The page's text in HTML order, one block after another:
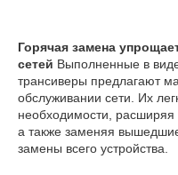
Горячая замена
сетей Выполненные в
трансиверы предлагают
обслуживании сети. Их
необходимости, расширяя
а также заменяя
замены всего устройства.